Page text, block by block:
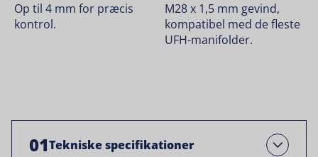
Op til 4 mm for præcis
kontrol.
M28 x 1,5 mm gevind,
kompatibel med de fleste
UFH-manifolder.
01Tekniske specifikationer Åben